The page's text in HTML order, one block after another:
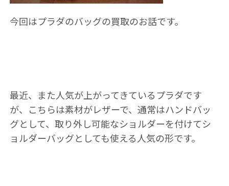
今回はプラダのバッグの買取のお話です。
最近、また人気が上がってきているプラダです
が、こちらは素材がレザーで、通常はハンドバッ
グとして、取り外し可能なショルダーを付けてシ
ョルダーバッグとしても使える人気の形です。